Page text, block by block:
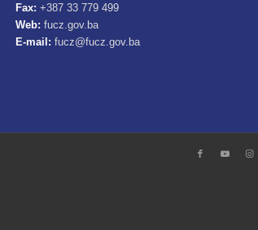
Fax: +387 33 779 499
Web: fucz.gov.ba
E-mail: fucz@fucz.gov.ba